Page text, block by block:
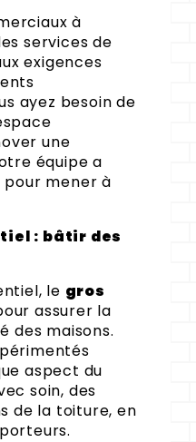
à
services de
exigences
ayez besoin de
une
équipe a
mener à
: bâtir des
le gros
assurer la
des maisons.
aspect du
soin, des
de la toiture, en